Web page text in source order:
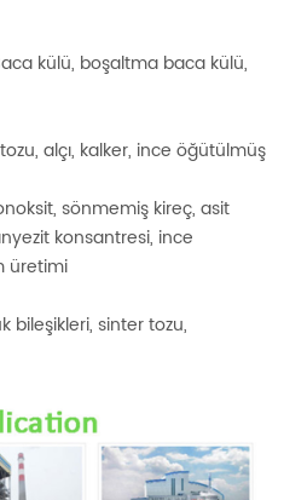
külü, boşaltma baca külü,
alçı, kalker, ince öğütülmüş
sönmemiş kireç, asit
konsantresi, ince
üretimi
bileşikleri, sinter tozu,